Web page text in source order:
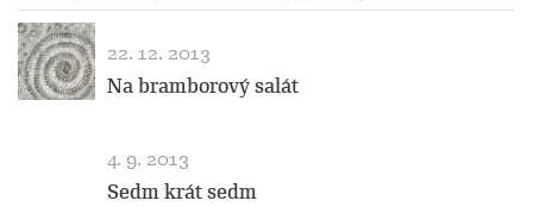
22. 12. 2013
Na bramborový salát
4. 9. 2013
Sedm krát sedm